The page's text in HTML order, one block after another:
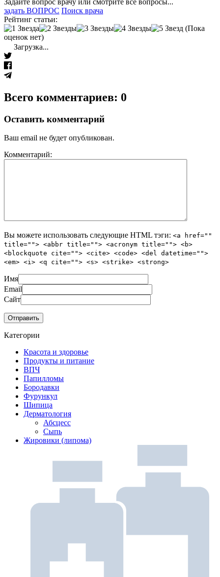
задать ВОПРОС Поиск врача
Рейтинг статьи:
(Пока
оценок нет)
Загрузка...
Всего комментариев: 0
Оставить комментарий
Ваш email не будет опубликован.
Комментарий:
Вы можете использовать следующие HTML тэги: <a href=""
title=""> <abbr title=""> <acronym title=""> <b>
<blockquote cite=""> <cite> <code> <del datetime="">
<em> <i> <q cite=""> <s> <strike> <strong>
Имя
Email
Сайт
Категории
Красота и здоровье
Продукты и питание
ВПЧ
Папилломы
Бородавки
Фурункул
Шипица
Дерматология
Абсцесс
Сыпь
Жировики (липома)